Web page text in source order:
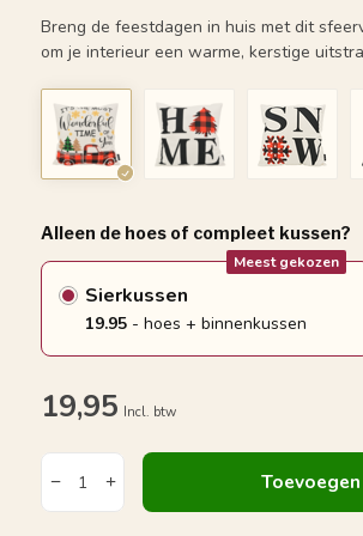
Breng de feestdagen in huis met dit
om je interieur een warme, kerstige
Alleen de hoes of compleet kussen?
Sierkussen
Meest gekozen
19.95 - hoes + binnenkussen
19,95 Incl. btw